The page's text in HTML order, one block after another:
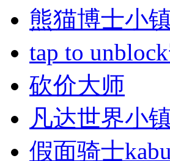
熊猫博士小
tap to
砍价大师
凡达世界小
假面骑士